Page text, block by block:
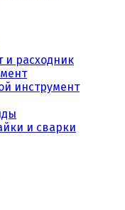
и расходник
инструмент
и сварки